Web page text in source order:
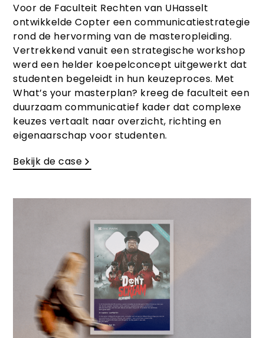
Voor de Faculteit Rechten van UHasselt
ontwikkelde Copter een communicatiestrategie
rond de hervorming van de masteropleiding.
Vertrekkend vanuit een strategische workshop
werd een helder koepelconcept uitgewerkt dat
studenten begeleidt in hun keuzeproces. Met
What’s your masterplan? kreeg de faculteit een
duurzaam communicatief kader dat complexe
keuzes vertaalt naar overzicht, richting en
eigenaarschap voor studenten.
Bekijk de case